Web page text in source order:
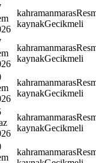
kahramanmaras
kaynakGecikmeli
kahramanmaras
kaynakGecikmeli
kahramanmaras
kaynakGecikmeli
kahramanmaras
kaynakGecikmeli
kahramanmaras